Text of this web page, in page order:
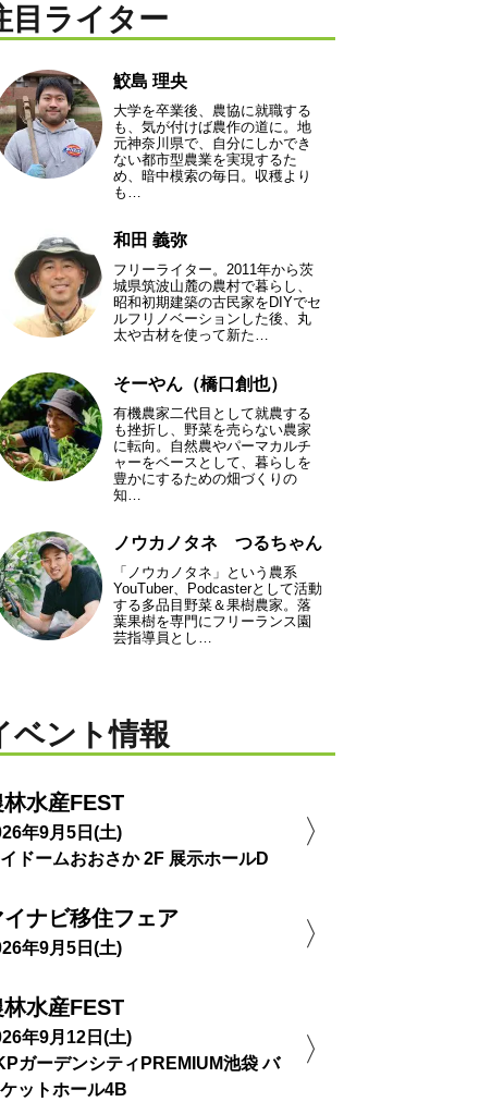
目ライター
鮫島 理央
大学を卒業後、農協に就職する
も、気が付けば農作の道に。地
元神奈川県で、自分にしかでき
ない都市型農業を実現するた
め、暗中模索の毎日。収穫より
も…
和田 義弥
フリーライター。2011年から茨
城県筑波山麓の農村で暮らし、
昭和初期建築の古民家をDIYでセ
ルフリノベーションした後、丸
太や古材を使って新た…
そーやん（橋口創也）
有機農家二代目として就農する
も挫折し、野菜を売らない農家
に転向。自然農やパーマカルチ
ャーをベースとして、暮らしを
豊かにするための畑づくりの
知…
ノウカノタネ つるちゃん
「ノウカノタネ」という農系
YouTuber、Podcasterとして活動
する多品目野菜＆果樹農家。落
葉果樹を専門にフリーランス園
芸指導員とし…
ベント情報
林水産FEST
年9月5日(土)
ドームおおさか 2F 展示ホールD
イナビ移住フェア
年9月5日(土)
林水産FEST
年9月12日(土)
ガーデンシティPREMIUM池袋 バ
ットホール4B